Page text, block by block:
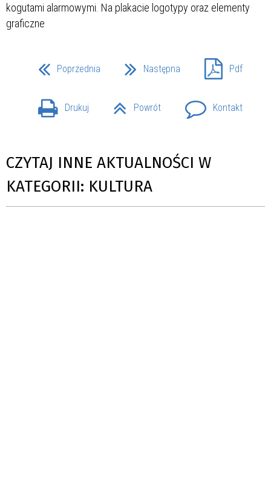
Poprzednia Następna Pdf
Drukuj Powrót Kontakt
CZYTAJ INNE AKTUALNOŚCI W
KATEGORII: KULTURA